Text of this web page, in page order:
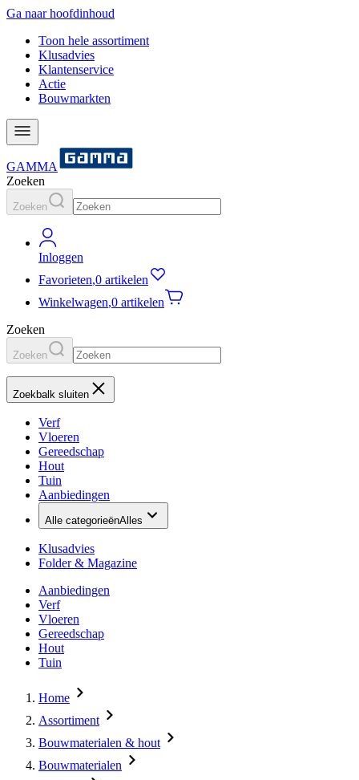
Ga naar hoofdinhoud
Toon hele assortiment
Klusadvies
Klantenservice
Actie
Bouwmarkten
GAMMA
Zoeken
Zoeken
Inloggen
Favorieten,0 artikelen
Winkelwagen,0 artikelen
Zoeken
Zoeken
Zoekbalk sluiten
Verf
Vloeren
Gereedschap
Hout
Tuin
Aanbiedingen
Alle categorieënAlles
Klusadvies
Folder & Magazine
Aanbiedingen
Verf
Vloeren
Gereedschap
Hout
Tuin
Home
Assortiment
Bouwmaterialen & hout
Bouwmaterialen